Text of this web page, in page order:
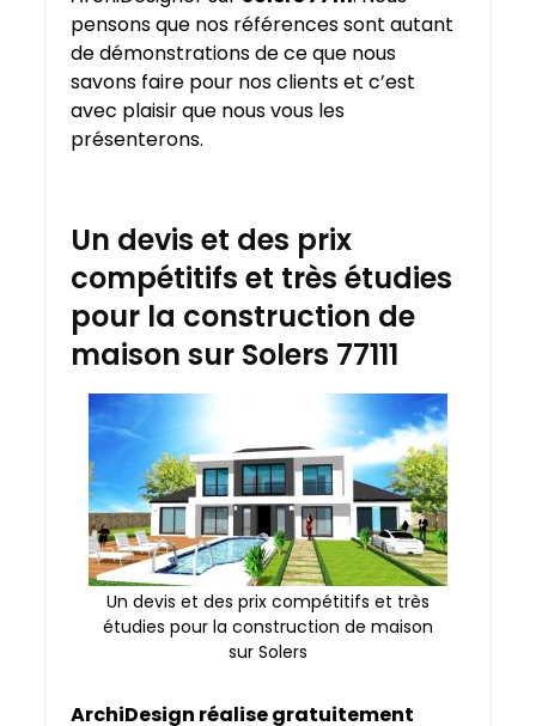
pensons que nos références sont autant
de démonstrations de ce que nous
savons faire pour nos clients et c’est
avec plaisir que nous vous les
présenterons.
Un devis et des prix
compétitifs et très étudies
pour la construction de
maison sur Solers 77111
Un devis et des prix compétitifs et très
étudies pour la construction de maison
sur Solers
ArchiDesign réalise gratuitement